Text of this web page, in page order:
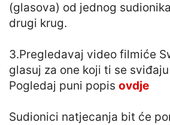
(glasova) od jednog
drugi krug.
3.Pregledavaj video filmiće
glasuj za one koji ti se sviđaju
Pogledaj puni popis ovdje
Sudionici natjecanja bit će